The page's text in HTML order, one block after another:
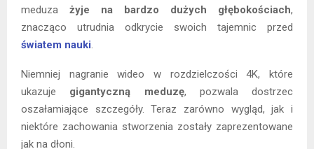
meduza żyje na bardzo dużych głębokościach,
znacząco utrudnia odkrycie swoich tajemnic przed
światem nauki.
Niemniej nagranie wideo w rozdzielczości 4K, które
ukazuje gigantyczną meduzę, pozwala dostrzec
oszałamiające szczegóły. Teraz zarówno wygląd, jak i
niektóre zachowania stworzenia zostały zaprezentowane
jak na dłoni.